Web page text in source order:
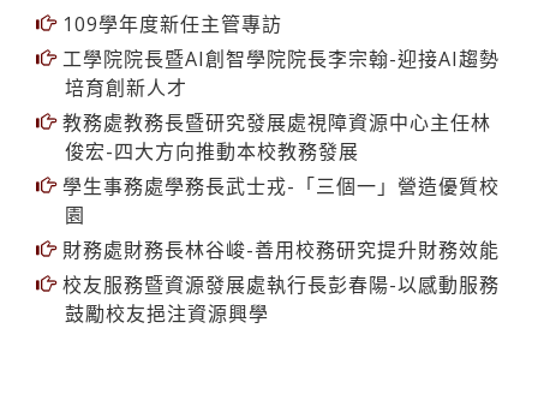
109學年度新任主管專訪
工學院院長暨AI創智學院院長李宗翰-迎接AI趨勢
培育創新人才
教務處教務長暨研究發展處視障資源中心主任林
俊宏-四大方向推動本校教務發展
學生事務處學務長武士戎-「三個一」營造優質校
園
財務處財務長林谷峻-善用校務研究提升財務效能
校友服務暨資源發展處執行長彭春陽-以感動服務
鼓勵校友挹注資源興學